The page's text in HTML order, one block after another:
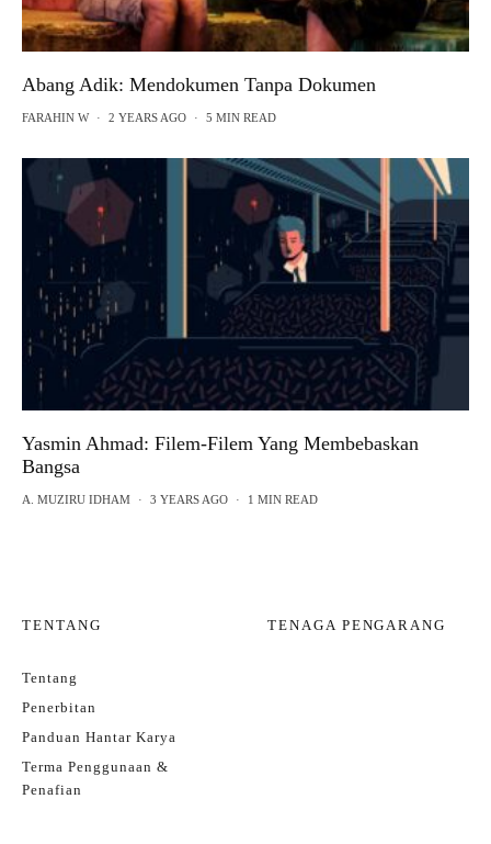
Abang Adik: Mendokumen Tanpa Dokumen
FARAHIN W · 2 YEARS AGO · 5 MIN READ
Yasmin Ahmad: Filem-Filem Yang Membebaskan
Bangsa
A. MUZIRU IDHAM · 3 YEARS AGO · 1 MIN READ
TENTANG
Tentang
Penerbitan
Panduan Hantar Karya
Terma Penggunaan &
Penafian
TENAGA PENGARANG